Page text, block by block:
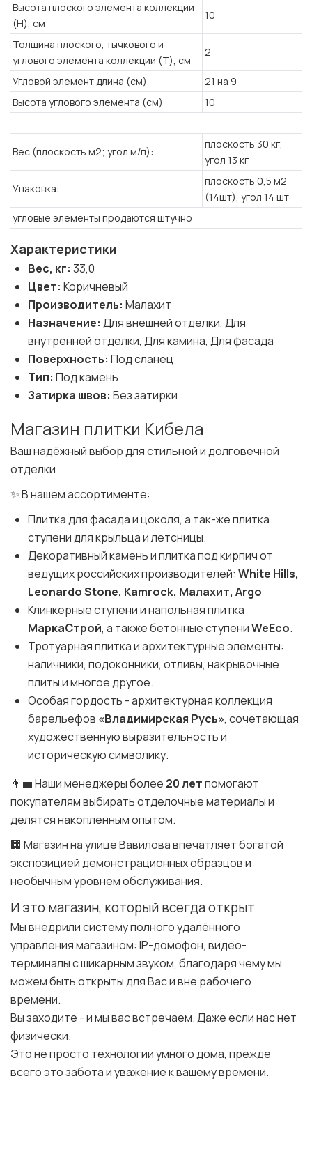
Высота плоского элемента коллекции
(H), см
10
Толщина плоского, тычкового и
углового элемента коллекции (T), см
2
Угловой элемент длина (см)
21 на 9
Высота углового элемента (см)
10
Вес (плоскость м2; угол м/п):
плоскость 30 кг,
угол 13 кг
Упаковка:
плоскость 0,5 м2
(14шт), угол 14 шт
угловые элементы продаются штучно
Характеристики
Вес, кг: 33,0
Цвет: Коричневый
Производитель: Малахит
Назначение: Для внешней отделки, Для
внутренней отделки, Для камина, Для фасада
Поверхность: Под сланец
Тип: Под камень
Затирка швов: Без затирки
Магазин плитки Кибела
Ваш надёжный выбор для стильной и долговечной
отделки
✨ В нашем ассортименте:
Плитка для фасада и цоколя, а так-же плитка
ступени для крыльца и летсницы.
Декоративный камень и плитка под кирпич от
ведущих российских производителей: White Hills,
Leonardo Stone, Kamrock, Малахит, Argo
Клинкерные ступени и напольная плитка
МаркаСтрой, а также бетонные ступениWeEco.
Тротуарная плитка и архитектурные элементы:
наличники, подоконники, отливы, накрывочные
плиты и многое другое.
Особая гордость - архитектурная коллекция
барельефов «Владимирская Русь», сочетающая
художественную выразительность и
историческую символику.
👨‍💼 Наши менеджеры более 20 летпомогают
покупателям выбирать отделочные материалы и
делятся накопленным опытом.
🏢 Магазин на улице Вавилова впечатляет богатой
экспозицией демонстрационных образцов и
необычным уровнем обслуживания.
И это магазин, который всегда открыт
Мы внедрили систему полного удалённого
управления магазином: IP-домофон, видео-
терминалы с шикарным звуком, благодаря чему мы
можем быть открыты для Вас и вне рабочего
времени.
Вы заходите - и мы вас встречаем. Даже если нас нет
физически.
Это не просто технологии умного дома, прежде
всего это забота и уважение к вашему времени.